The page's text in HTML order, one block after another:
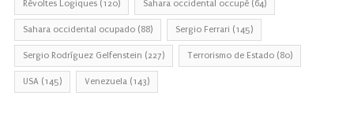
Révoltes Logiques (120) Sahara occidental occupé (64)
Sahara occidental ocupado (88) Sergio Ferrari (145)
Sergio Rodríguez Gelfenstein (227) Terrorismo de Estado (80)
USA (145) Venezuela (143)